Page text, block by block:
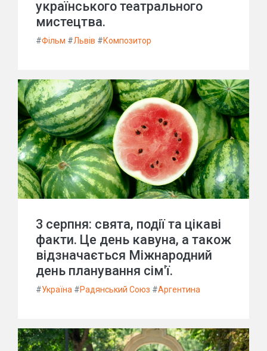
українського театрального
мистецтва.
#Фільм #Львів #Композитор
3 серпня: свята, події та цікаві
факти. Це день кавуна, а також
відзначається Міжнародний
день планування сім'ї.
#Україна #Радянський Союз #Аргентина